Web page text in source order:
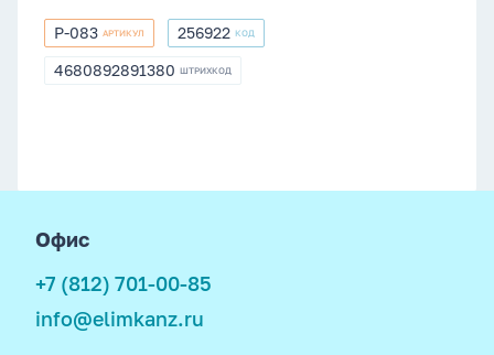
P-
083
P-083 АРТИКУЛ 256922
256922 КОД
4680892891380
4680892891380 ШТРИХКОД
Офис
+7 (812) 701-00-85
info@elimkanz.ru